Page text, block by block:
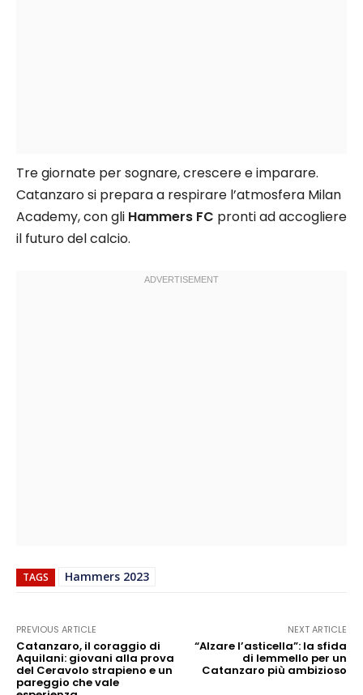
Tre giornate per sognare, crescere e imparare.
Catanzaro si prepara a respirare l’atmosfera Milan
Academy, con gli Hammers FC pronti ad accogliere
il futuro del calcio.
TAGS Hammers 2023
PREVIOUS ARTICLE
Catanzaro, il coraggio di
Aquilani: giovani alla prova
del Ceravolo strapieno e un
pareggio che vale
NEXT ARTICLE
“Alzare l’asticella”: la sfida
di Iemmello per un
Catanzaro più ambizioso